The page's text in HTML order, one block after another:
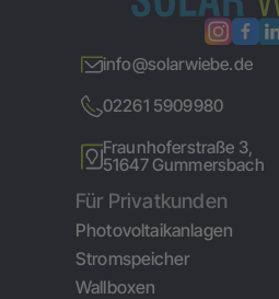
info@solarwiebe.de
02261 5909980
Fraunhoferstraße 3,
51647 Gummersbach
Für Privatkunden
Photovoltaikanlagen
Stromspeicher
Wallboxen